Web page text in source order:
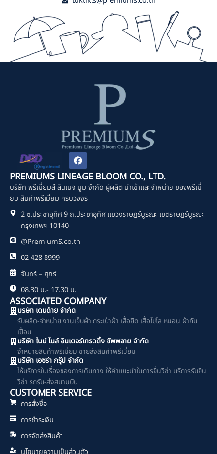
F
a
c
e
b
o
o
k
PREMIUMS LINEAGE BLOOM CO., LTD.
บริษัท พรีเมี่ยมส์ ลินเนจ บูม จำกัด ผู้ผลิต นำเข้าและจำหน่าย ของพรีเมี่
ยม สินค้าพรีเมี่ยม ครบวงจร
2 ซ.ประชาอุทิศ 9 ถ.ประชาอุทิศ แขวงราษฎร์บูรณะ เขตราษฎร์บูรณะ
กรุงเทพฯ 10140
@PremiumS.co.th
02 428 8999
จันทร์ – ศุกร์
08.30 น.- 17.30 น.
ASSOCIATED COMPANY
บริษัท เดินด้าย จำกัด
รับผลิต-จำหน่าย งานเย็บผ้า กระเป๋าผ้า เสื้อยืด เสื้อโปโล หมอน ผ้ากัน
เปื้อน
บริษัท ไนน์ ไนล์ อินเตอร์เทรดดิ้ง ซัพพลาย จำกัด
จำหน่ายสินค้าพรีเมี่ยม ขายส่งสินค้าพรีเมี่ยม
บริษัท เอซร่า กรุ๊ป จำกัด
ให้บริการในเรื่องของการเดินทาง ให้คำแนะนำในการยื่นวีซ่า บริการรับยื่น
วีซ่า รถรับ-ส่งสนามบิน
CUSTOMER SERVICE
การสั่งซื้อ
การชำระเงิน
การจัดส่งสินค้า